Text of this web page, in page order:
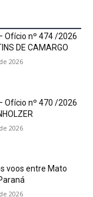
Ofício nº 474 /2026
DE CAMARGO
2026
Ofício nº 470 /2026
2026
voos entre Mato
2026